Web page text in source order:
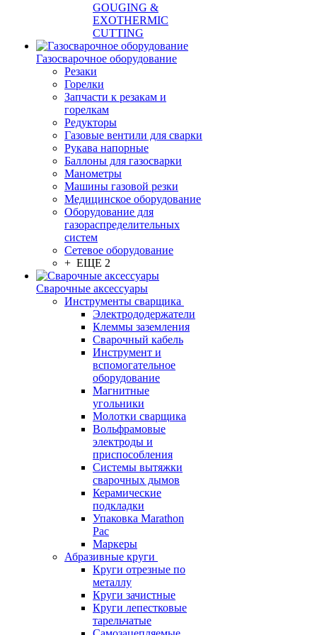
GOUGING &
EXOTHERMIC
CUTTING
Газосварочное оборудование
Резаки
Горелки
Запчасти к резакам и
горелкам
Редукторы
Газовые вентили для сварки
Рукава напорные
Баллоны для газосварки
Манометры
Машины газовой резки
Медицинское оборудование
Оборудование для
газораспределительных
систем
Сетевое оборудование
+ ЕЩЕ 2
Сварочные аксессуары
Инструменты сварщика
Электрододержатели
Клеммы заземления
Сварочный кабель
Инструмент и
вспомогательное
оборудование
Магнитные
угольники
Молотки сварщика
Вольфрамовые
электроды и
приспособления
Системы вытяжки
сварочных дымов
Керамические
подкладки
Упаковка Marathon
Pac
Маркеры
Абразивные круги
Круги отрезные по
металлу
Круги зачистные
Круги лепестковые
тарельчатые